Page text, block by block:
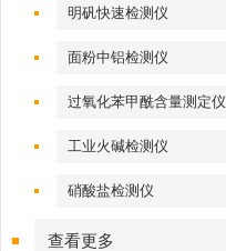
明矾快速检测仪
面粉中铝检测仪
过氧化苯甲酰含量测定仪
工业火碱检测仪
硝酸盐检测仪
查看更多